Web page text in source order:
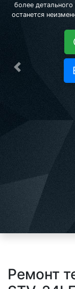
более
останется
Предыдущая
Ремонт